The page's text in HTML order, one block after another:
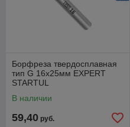
Борфреза твердосплавная
тип G 16x25мм EXPERT
STARTUL
В наличии
59,40 руб.